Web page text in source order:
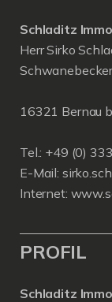
Schladitz
Herr Sirko
16321 Bernau
Tel.: +49 (0)
E-Mail:
Internet:
PROFIL
Schladitz